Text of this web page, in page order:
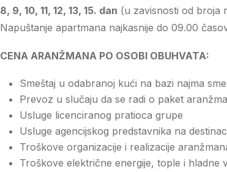
8, 9, 10, 11, 12, 13, 15. dan (u zavisnosti od broja
Napuštanje apartmana najkasnije do 09.00
CENA ARANŽMANA PO OSOBI OBUHVATA:
Smeštaj u odabranoj kući na bazi najma
Prevoz u slučaju da se radi o paket
Usluge licenciranog pratioca grupe
Usluge agencijskog predstavnika na
Troškove organizacije i realizacije
Troškove električne energije, tople i